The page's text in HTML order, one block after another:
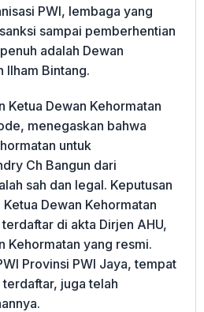
PWI, lembaga yang
sampai pemberhentian
adalah Dewan
Ilham Bintang.
Ketua Dewan Kehormatan
menegaskan bahwa
untuk
Ch Bangun dari
sah dan legal. Keputusan
Dewan Kehormatan
di akta Dirjen AHU,
Kehormatan yang resmi.
Provinsi PWI Jaya, tempat
juga telah